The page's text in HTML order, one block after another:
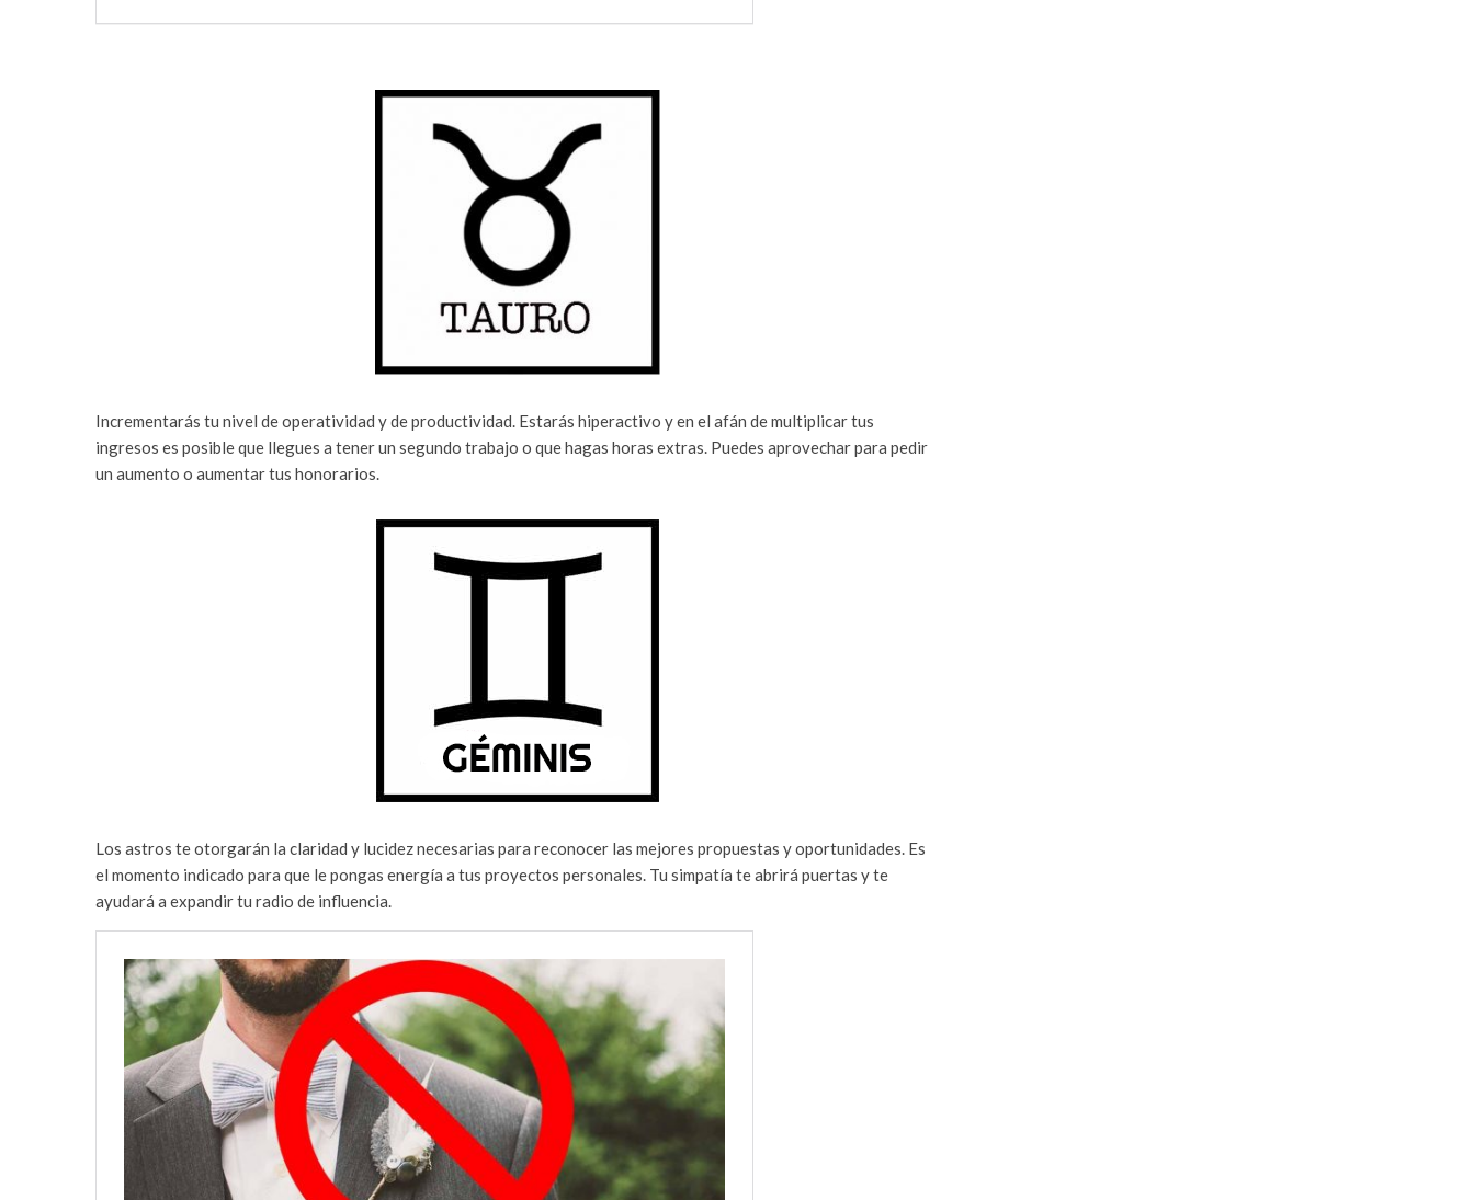
Incrementarás tu nivel de operatividad y de productividad. Estarás hiperactivo y en el afán de multiplicar tus
ingresos es posible que llegues a tener un segundo trabajo o que hagas horas extras. Puedes aprovechar para pedir
un aumento o aumentar tus honorarios.
Los astros te otorgarán la claridad y lucidez necesarias para reconocer las mejores propuestas y oportunidades. Es
el momento indicado para que le pongas energía a tus proyectos personales. Tu simpatía te abrirá puertas y te
ayudará a expandir tu radio de influencia.